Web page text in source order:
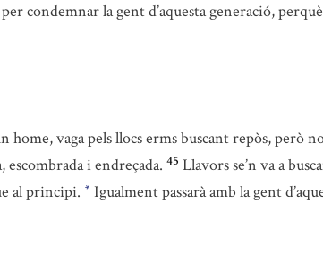
condemnar la gent d’aquesta generació,
home, vaga pels llocs erms buscant repòs, però
i endreçada. 45 Llavors se’n va a
al principi. * Igualment passarà amb la gent